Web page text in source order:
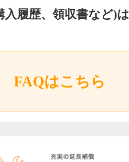
入履歴、領収書など)は
FAQはこちら